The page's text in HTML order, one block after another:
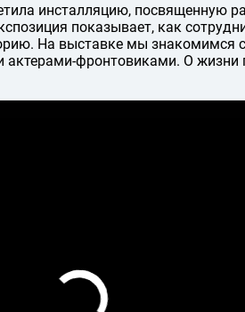
инсталляцию, посвященную
показывает, как
На выставке мы
фронтовиками. О жизни